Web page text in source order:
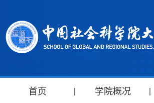
首页 学院概况